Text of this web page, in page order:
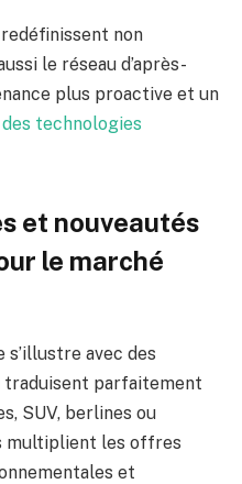
non
le réseau d’après-
plus proactive et un
des technologies
et nouveautés
le marché
avec des
traduisent parfaitement
SUV, berlines ou
multiplient les offres
et